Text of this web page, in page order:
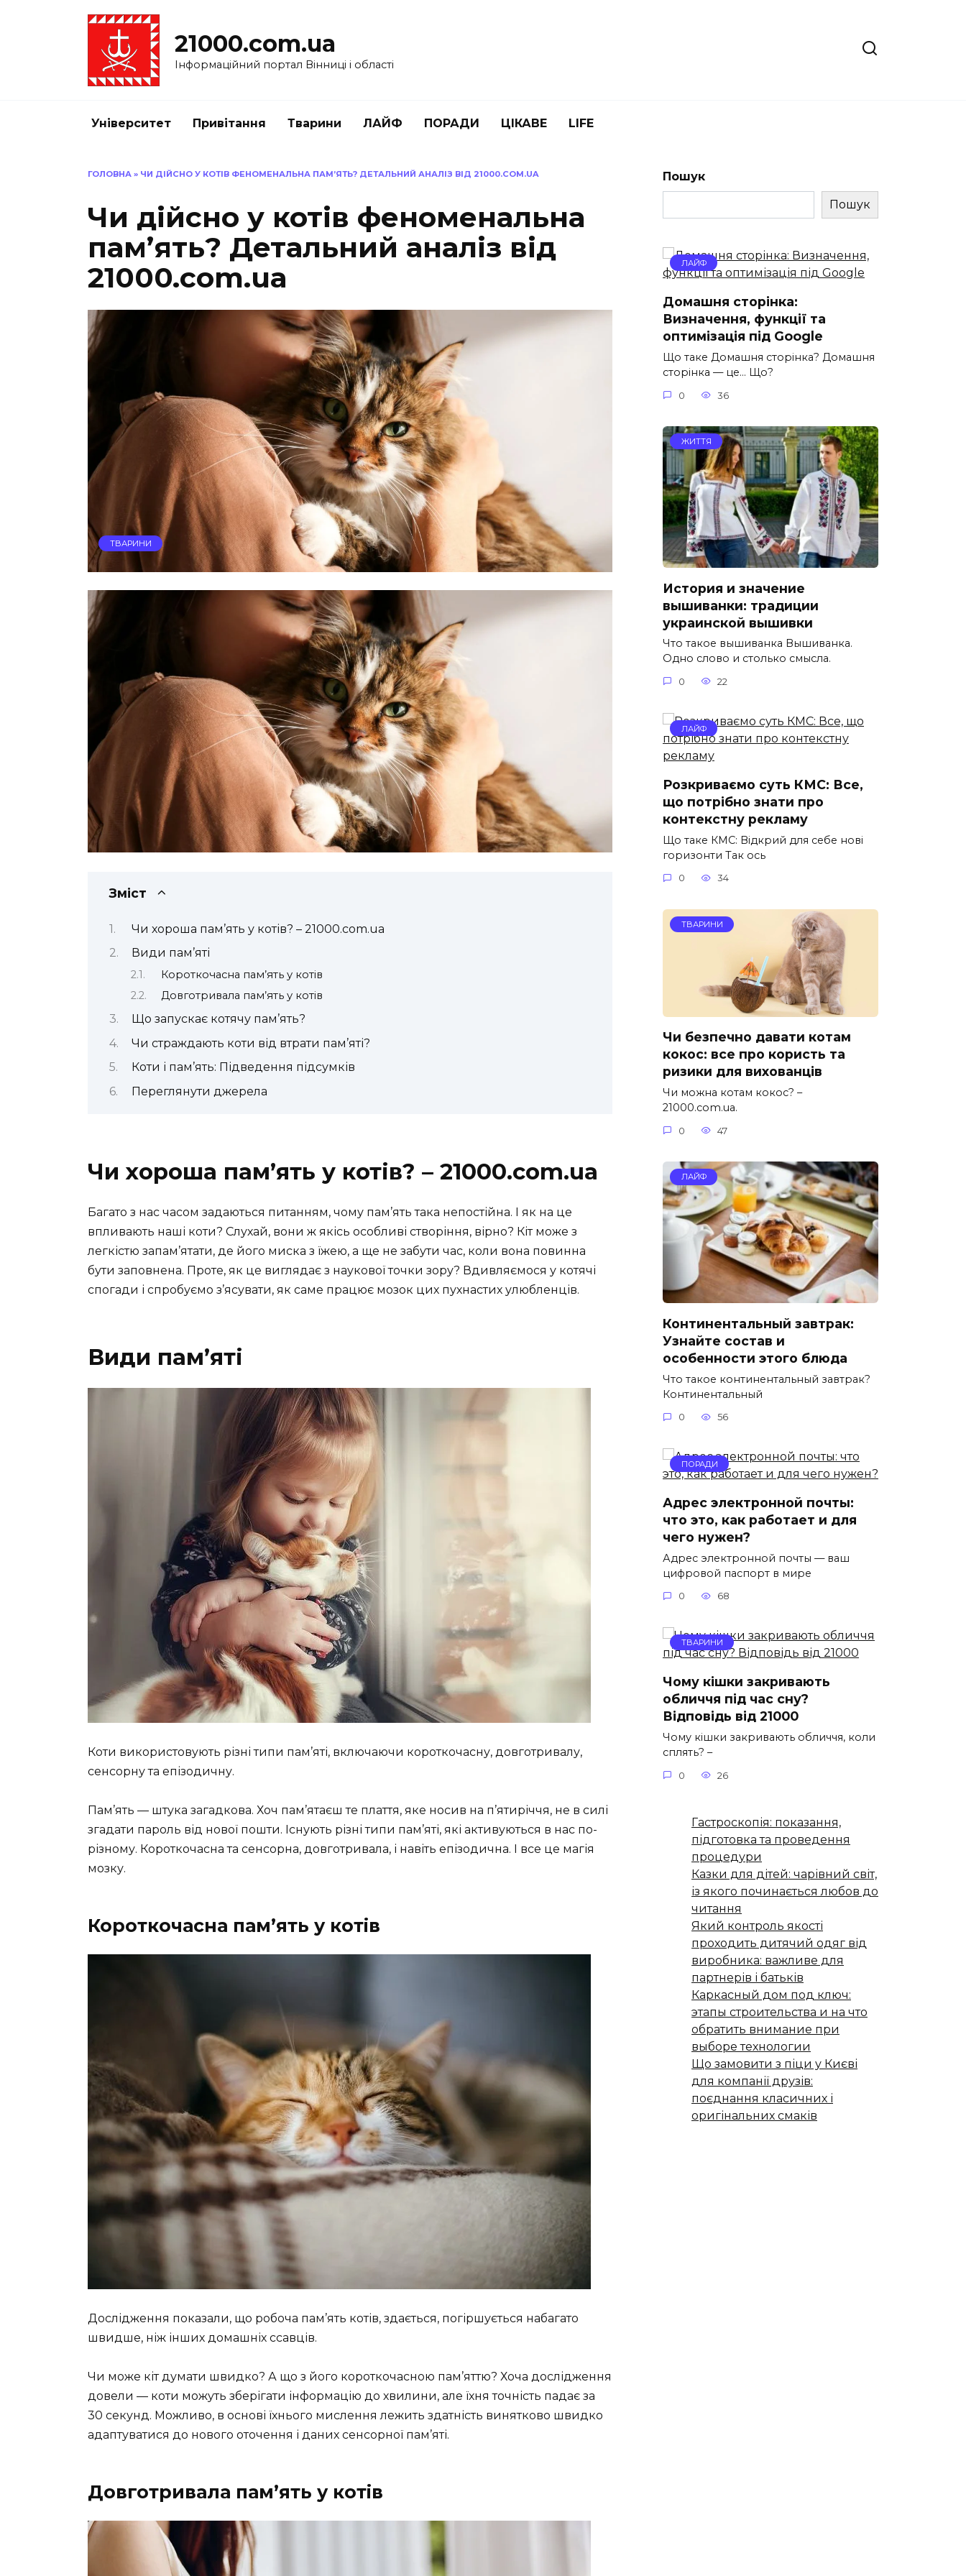
21000.com.ua
Інформаційний портал Вінниці і області
Університет Привітання Тварини ЛАЙФ ПОРАДИ ЦІКАВЕ LIFE
ГОЛОВНА » ЧИ ДІЙСНО У КОТІВ ФЕНОМЕНАЛЬНА ПАМ’ЯТЬ? ДЕТАЛЬНИЙ АНАЛІЗ ВІД 21000.COM.UA
Чи дійсно у котів феноменальна
пам’ять? Детальний аналіз від
21000.com.ua
ТВАРИНИ
Зміст
Чи хороша пам’ять у котів? – 21000.com.ua
Види пам’яті
Короткочасна пам’ять у котів
Довготривала пам’ять у котів
Що запускає котячу пам’ять?
Чи страждають коти від втрати пам’яті?
Коти і пам’ять: Підведення підсумків
Переглянути джерела
Чи хороша пам’ять у котів? – 21000.com.ua
Багато з нас часом задаються питанням, чому пам’ять така непостійна. І як на це
впливають наші коти? Слухай, вони ж якісь особливі створіння, вірно? Кіт може з
легкістю запам’ятати, де його миска з їжею, а ще не забути час, коли вона повинна
бути заповнена. Проте, як це виглядає з наукової точки зору? Вдивляємося у котячі
спогади і спробуємо з’ясувати, як саме працює мозок цих пухнастих улюбленців.
Види пам’яті
Коти використовують різні типи пам’яті, включаючи короткочасну, довготривалу,
сенсорну та епізодичну.
Пам’ять — штука загадкова. Хоч пам’ятаєш те плаття, яке носив на п’ятиріччя, не в силі
згадати пароль від нової пошти. Існують різні типи пам’яті, які активуються в нас по-
різному. Короткочасна та сенсорна, довготривала, і навіть епізодична. І все це магія
мозку.
Короткочасна пам’ять у котів
Дослідження показали, що робоча пам’ять котів, здається, погіршується набагато
швидше, ніж інших домашніх ссавців.
Чи може кіт думати швидко? А що з його короткочасною пам’яттю? Хоча дослідження
довели — коти можуть зберігати інформацію до хвилини, але їхня точність падає за
30 секунд. Можливо, в основі їхнього мислення лежить здатність винятково швидко
адаптуватися до нового оточення і даних сенсорної пам’яті.
Довготривала пам’ять у котів
Пошук
Пошук
ЛАЙФ
Домашня сторінка:
Визначення, функції та
оптимізація під Google
Що таке Домашня сторінка? Домашня
сторінка — це… Що?
0 36
ЖИТТЯ
История и значение
вышиванки: традиции
украинской вышивки
Что такое вышиванка Вышиванка.
Одно слово и столько смысла.
0 22
ЛАЙФ
Розкриваємо суть КМС: Все,
що потрібно знати про
контекстну рекламу
Що таке КМС: Відкрий для себе нові
горизонти Так ось
0 34
ТВАРИНИ
Чи безпечно давати котам
кокос: все про користь та
ризики для вихованців
Чи можна котам кокос? –
21000.com.ua.
0 47
ЛАЙФ
Континентальный завтрак:
Узнайте состав и
особенности этого блюда
Что такое континентальный завтрак?
Континентальный
0 56
ПОРАДИ
Адрес электронной почты:
что это, как работает и для
чего нужен?
Адрес электронной почты — ваш
цифровой паспорт в мире
0 68
ТВАРИНИ
Чому кішки закривають
обличчя під час сну?
Відповідь від 21000
Чому кішки закривають обличчя, коли
сплять? –
0 26
Гастроскопія: показання,
підготовка та проведення
процедури
Казки для дітей: чарівний світ,
із якого починається любов до
читання
Який контроль якості
проходить дитячий одяг від
виробника: важливе для
партнерів і батьків
Каркасный дом под ключ:
этапы строительства и на что
обратить внимание при
выборе технологии
Що замовити з піци у Києві
для компанії друзів:
поєднання класичних і
оригінальних смаків